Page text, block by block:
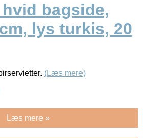
bagside,
lys turkis, 20
(Læs mere)
Læs mere »